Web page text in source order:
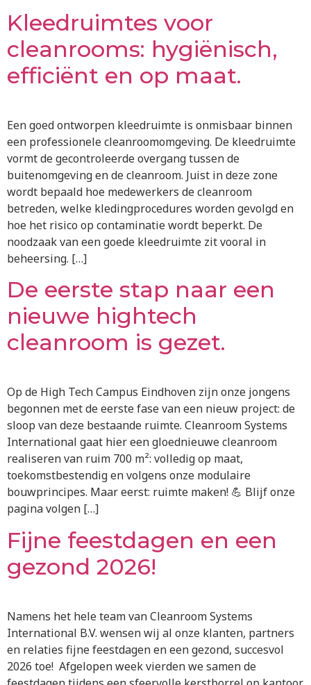
Kleedruimtes voor
cleanrooms: hygiënisch,
efficiënt en op maat.
Een goed ontworpen kleedruimte is onmisbaar binnen
een professionele cleanroomomgeving. De kleedruimte
vormt de gecontroleerde overgang tussen de
buitenomgeving en de cleanroom. Juist in deze zone
wordt bepaald hoe medewerkers de cleanroom
betreden, welke kledingprocedures worden gevolgd en
hoe het risico op contaminatie wordt beperkt. De
noodzaak van een goede kleedruimte zit vooral in
beheersing. […]
De eerste stap naar een
nieuwe hightech
cleanroom is gezet.
Op de High Tech Campus Eindhoven zijn onze jongens
begonnen met de eerste fase van een nieuw project: de
sloop van deze bestaande ruimte. Cleanroom Systems
International gaat hier een gloednieuwe cleanroom
realiseren van ruim 700 m²: volledig op maat,
toekomstbestendig en volgens onze modulaire
bouwprincipes. Maar eerst: ruimte maken! 💪 Blijf onze
pagina volgen […]
Fijne feestdagen en een
gezond 2026!
Namens het hele team van Cleanroom Systems
International B.V. wensen wij al onze klanten, partners
en relaties fijne feestdagen en een gezond, succesvol
2026 toe! Afgelopen week vierden we samen de